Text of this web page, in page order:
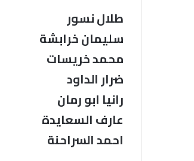
طلال نسور
سليمان خرابشة
محمد خريسات
ضرار الداود
رانيا ابو رمان
عارف السعايدة
احمد السراحنة